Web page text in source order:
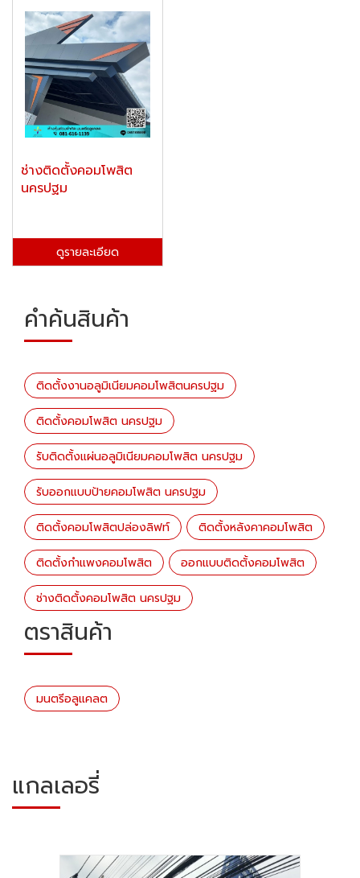
ช่างติดตั้งคอมโพสิต
นครปฐม
ดูรายละเอียด
คำค้นสินค้า
ติดตั้งงานอลูมิเนียมคอมโพสิตนครปฐม
ติดตั้งคอมโพสิต นครปฐม
รับติดตั้งแผ่นอลูมิเนียมคอมโพสิต นครปฐม
รับออกแบบป้ายคอมโพสิต นครปฐม
ติดตั้งคอมโพสิตปล่องลิฟท์ ติดตั้งหลังคาคอมโพสิต
ติดตั้งกำแพงคอมโพสิต ออกแบบติดตั้งคอมโพสิต
ช่างติดตั้งคอมโพสิต นครปฐม
ตราสินค้า
มนตรีอลูแคลต
แกลเลอรี่